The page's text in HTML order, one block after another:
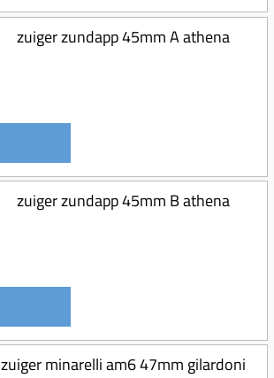
zuiger zundapp 45mm A athena
zuiger zundapp 45mm B athena
zuiger minarelli am6 47mm gilardoni